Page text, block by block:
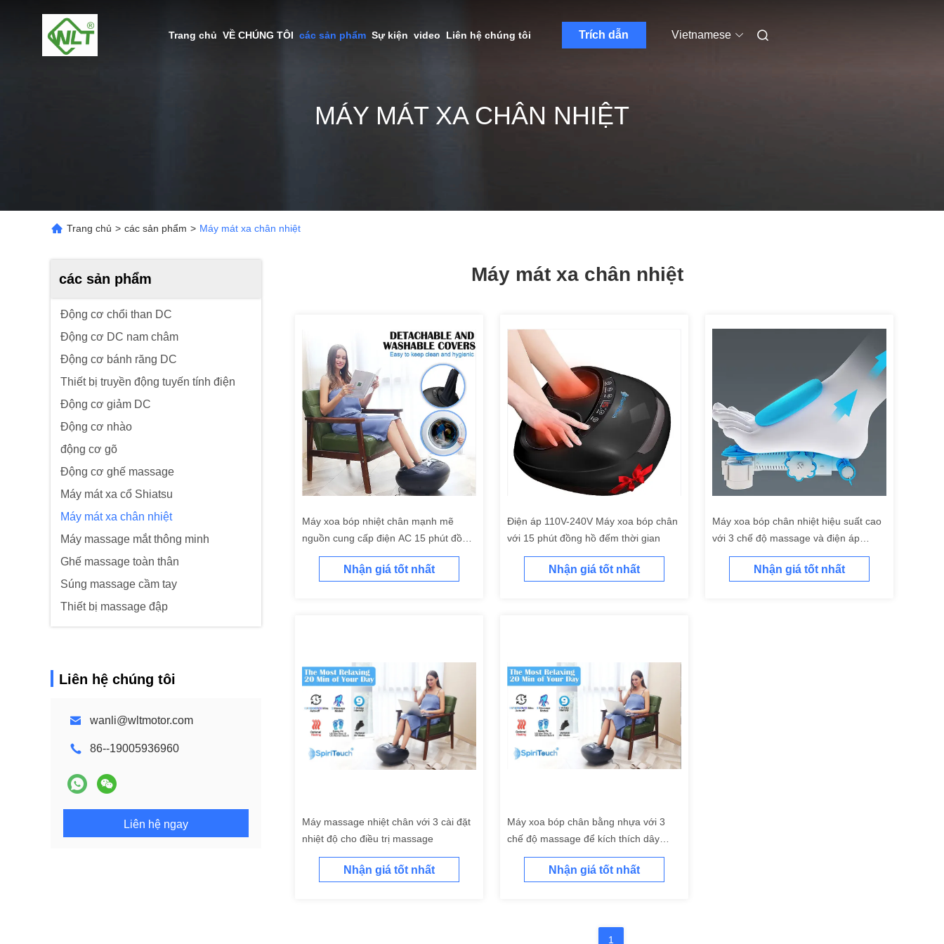
Trang chủ VỀ CHÚNG TÔI các sản phẩm Sự kiện video Liên hệ chúng tôi Trích dẫn Vietnamese
MÁY MÁT XA CHÂN NHIỆT
Trang chủ > các sản phẩm > Máy mát xa chân nhiệt
các sản phẩm
Động cơ chổi than DC
Động cơ DC nam châm
Động cơ bánh răng DC
Thiết bị truyền động tuyến tính điện
Động cơ giảm DC
Động cơ nhào
động cơ gõ
Động cơ ghế massage
Máy mát xa cổ Shiatsu
Máy mát xa chân nhiệt
Máy massage mắt thông minh
Ghế massage toàn thân
Súng massage cầm tay
Thiết bị massage đập
Liên hệ chúng tôi
wanli@wltmotor.com
86--19005936960
Liên hệ ngay
Máy mát xa chân nhiệt
Máy xoa bóp nhiệt chân mạnh mẽ
nguồn cung cấp điện AC 15 phút đồng
hồ hẹn giờ 50W tiêu thụ điện
Nhận giá tốt nhất
Điện áp 110V-240V Máy xoa bóp chân
với 15 phút đồng hồ đếm thời gian
Nhận giá tốt nhất
Máy xoa bóp chân nhiệt hiệu suất cao
với 3 chế độ massage và điện áp
110V-240V
Nhận giá tốt nhất
Máy massage nhiệt chân với 3 cài đặt
nhiệt độ cho điều trị massage
Nhận giá tốt nhất
Máy xoa bóp chân bằng nhựa với 3
chế độ massage để kích thích dây
thần kinh chân
Nhận giá tốt nhất
1